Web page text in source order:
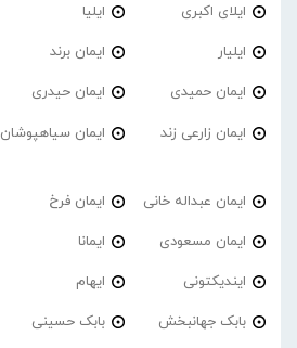
ایلای اکبری ایلیا
ایلیار ایمان برند
ایمان حمیدی ایمان حیدری
ایمان زارعی زند ایمان سیاهپوشان
ایمان عبداله خانی ایمان فرخ
ایمان مسعودی ایمانا
ایندیکتونی ایهام
بابک جهانبخش بابک حسینی